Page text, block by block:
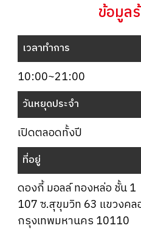
ข้อมูล
เวลาทำการ
10:00~21:00
วันหยุดประจำ
เปิดตลอดทั้งปี
ที่อยู่
ดองกี้ มอลล์ ทองหล่อ ชั้น 1
107 ซ.สุขุมวิท 63 แขวงค
กรุงเทพมหานคร 10110